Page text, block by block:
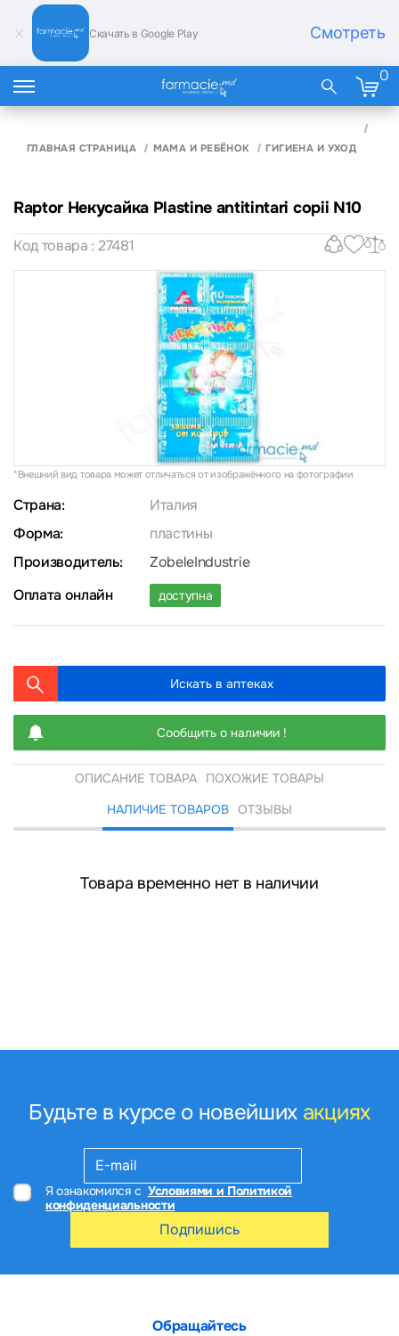
Скачать в Google Play Смотреть
0
ГЛАВНАЯ СТРАНИЦА МАМА И РЕБЁНОК ГИГИЕНА И УХОД
Raptor Некусайка Plastine antitintari copii N10
Код товара : 27481
*Внешний вид товара может отличаться от изображённого на фотографии
Страна:
Италия
Форма:
пластины
Производитель:
ZobeleIndustrie
Оплата онлайн
доступна
Искать в аптеках
Сообщить о наличии !
ОПИСАНИЕ ТОВАРА
ПОХОЖИЕ ТОВАРЫ
НАЛИЧИЕ ТОВАРОВ ОТЗЫВЫ
Товара временно нет в наличии
Будьте в курсе о новейших акциях
Я ознакомился с Условиями и Политикой
конфиденциальности
Подпишись
Обращайтесь